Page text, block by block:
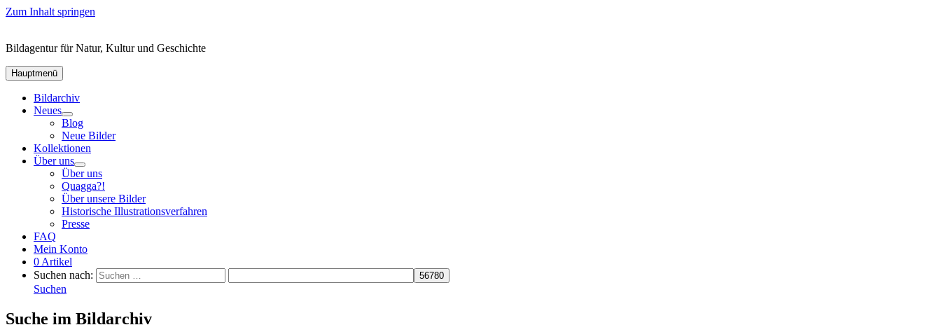
Zum Inhalt springen
Bildagentur für Natur, Kultur und Geschichte
Hauptmenü
Bildarchiv
Neues
Blog
Neue Bilder
Kollektionen
Über uns
Über uns
Quagga?!
Über unsere Bilder
Historische Illustrationsverfahren
Presse
FAQ
Mein Konto
0 Artikel
Suchen nach:
Suchen
Suche im Bildarchiv